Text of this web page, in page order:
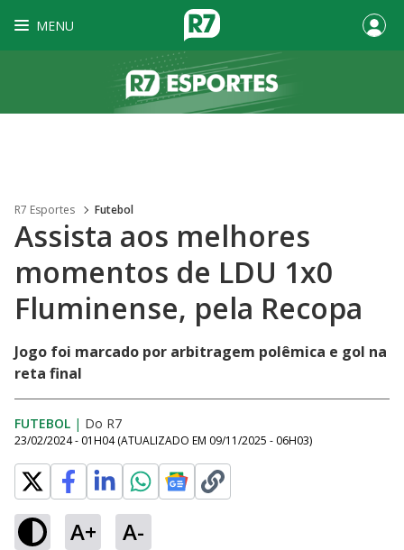
MENU
R7 Esportes Futebol
Assista aos melhores
momentos de LDU 1x0
Fluminense, pela Recopa
Jogo foi marcado por arbitragem polêmica e gol na
reta final
FUTEBOL | Do R7
23/02/2024 - 01H04 (ATUALIZADO EM 09/11/2025 - 06H03)
A+ A-